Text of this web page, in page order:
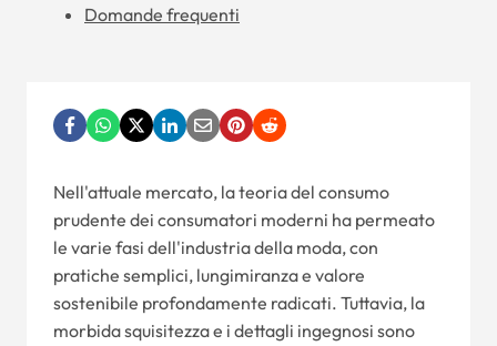
Domande frequenti
Nell'attuale mercato, la teoria del consumo
prudente dei consumatori moderni ha permeato
le varie fasi dell'industria della moda, con
pratiche semplici, lungimiranza e valore
sostenibile profondamente radicati. Tuttavia, la
morbida squisitezza e i dettagli ingegnosi sono